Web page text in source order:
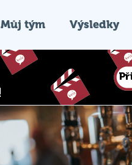
Můj tým Výsledky